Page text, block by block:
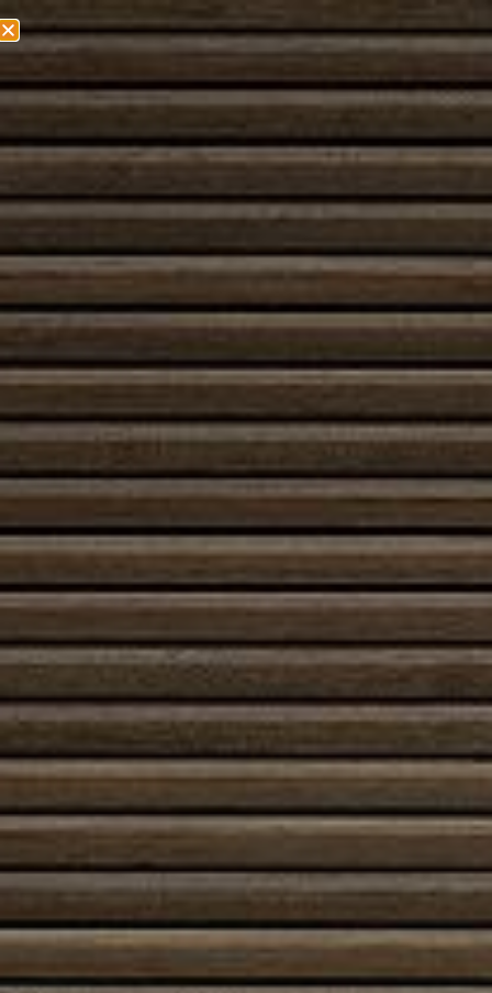
Olemme muuttamassa! Lisätietoa löydättäältä!
Hohkakivipiippu
Hohkakivipiippu on moderni ja käytännöllinen valinta
ominaisuuksia: keveyttä, eristyskykyä ja lämmön
joka säilyttää lämpöä tehokkaasti mutta ei kasaa
liiallista massaa. Tämän ansiosta hohkakivipiippu
soveltuu erinomaisesti sekä uusiin rakennuksiin että
saneerauskohteisiin, joissa halutaan yhdistää
suorituskyky ja helppo asennus.
Rakenteeltaan hohkakivipiippu tarjoaa tasaisen vedon
ja parantaa palamisen tehokkuutta. Se eristää
lämpöä hyvin, mikä vähentää ulkopinnan
kuumenemista ja parantaa turvallisuutta ilman että
runkorakenne tekee sen käsittelystä ja asentamisesta
työmaalla nopeaa ja joustavaa verrattuna raskaisiin
perinteisiin tiilipiippuihin.
Käytössä hohkakivipiippu tukee miellyttävää
lämpökokemusta yhdistämällä hyvän vedon,
palamisen hallinnan ja lämmön pitkäkestoisen
luovutuksen. Se sopii erilaisiin tulisija- ja uuniratkaisuihin:
takkoihin, haudutusuuneihin ja muihin
lämmitysjärjestelmiin, joissa halutaan parantaa
hyötysuhdetta ja sisäilmamukavuutta. Hohkakivipiipun
rakenne on suunniteltu kestämään pitkäikäisesti, ja
sen ylläpito rajoittuu tyypillisesti hormin nuohoukseen
ja säännölliseen tarkastukseen.